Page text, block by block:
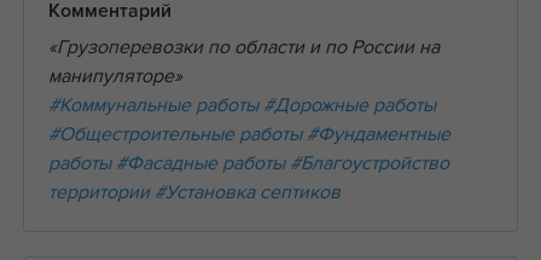
Комментарий
«Грузоперевозки по области и по России на
манипуляторе»
#Коммунальные работы #Дорожные работы
#Общестроительные работы #Фундаментные
работы #Фасадные работы #Благоустройство
территории #Установка септиков